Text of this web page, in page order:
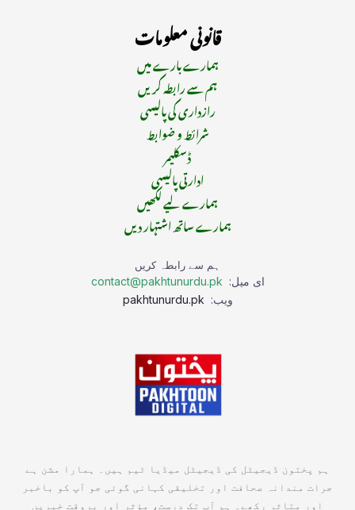
قانونی معلومات
ہمارے بارے میں
ہم سے رابطہ کریں
رازداری کی پالیسی
شرائط و ضوابط
ڈسکلیمر
ادارتی پالیسی
ہمارے لیے لکھیں
ہمارے ساتھ اشتہار دیں
ہم سے رابطہ کریں
ای میل: contact@pakhtunurdu.pk
ویب:
ہم پختون ڈیجیٹل کی ڈیجیٹل میڈیا ٹیم ہیں۔ ہمارا مشن ہے
جرات مندانہ صحافت اور تخلیقی کہانی گوئی جو آپ کو باخبر
اور متاثر رکھے۔ ہم آپ تک درست، مؤثر اور بروقت خبریں